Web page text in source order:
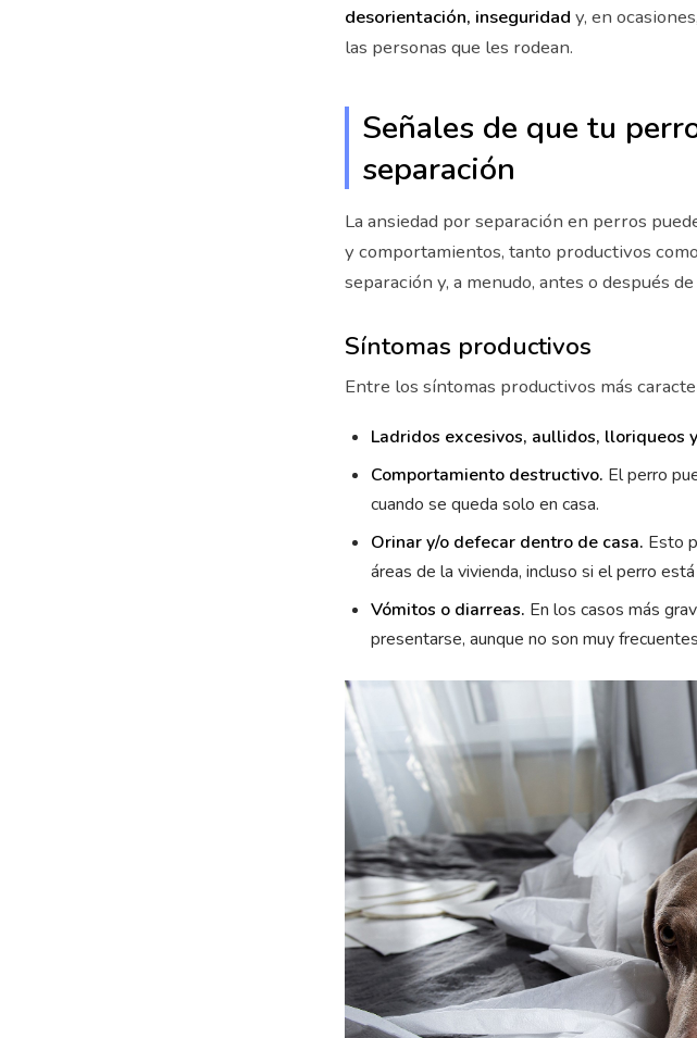
desorientación, inseguridad y, en
las personas que les rodean.
Señales de que tu
separación
La ansiedad por separación en perros
y comportamientos, tanto productivos
separación y, a menudo, antes o después
Síntomas productivos
Entre los síntomas productivos más
Ladridos excesivos, aullidos, lloriqueos
Comportamiento destructivo. El perro
cuando se queda solo en casa.
Orinar y/o defecar dentro de casa. Esto
áreas de la vivienda, incluso si el perro
Vómitos o diarreas. En los casos más
presentarse, aunque no son muy